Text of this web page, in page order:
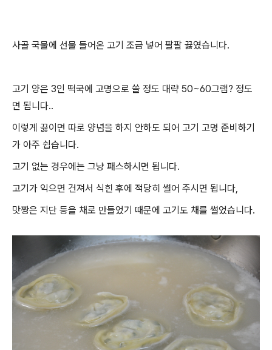
사골 국물에 선물 들어온 고기 조금 넣어 팔팔 끓였습니다.
고기 양은 3인 떡국에 고명으로 쓸 정도 대략 50~60그램? 정도
면 됩니다..
이렇게 끓이면 따로 양념을 하지 안하도 되어 고기 고명 준비하기
가 아주 쉽습니다.
고기 없는 경우에는 그냥 패스하시면 됩니다.
고기가 익으면 건져서 식힌 후에 적당히 썰어 주시면 됩니다,
맛짱은 지단 등을 채로 만들었기 때문에 고기도 채를 썰었습니다.